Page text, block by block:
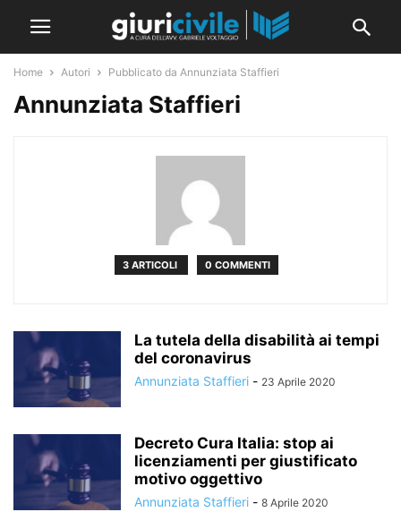
Home Autori Pubblicato da Annunziata Staffieri
Annunziata Staffieri
3 ARTICOLI 0 COMMENTI
La tutela della disabilità ai tempi
del coronavirus
Annunziata Staffieri - 23 Aprile 2020
Decreto Cura Italia: stop ai
licenziamenti per giustificato
motivo oggettivo
Annunziata Staffieri - 8 Aprile 2020